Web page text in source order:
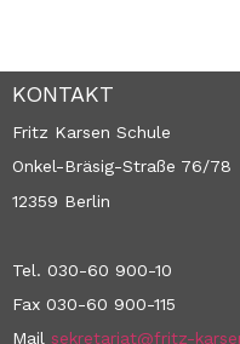
KONTAKT
Fritz Karsen Schule
Onkel-Bräsig-Straße 76/78
12359 Berlin
Tel. 030-60 900-10
Fax 030-60 900-115
Mail sekretariat@fritz-